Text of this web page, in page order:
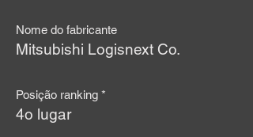
Nome do fabricante
Mitsubishi Logisnext Co.
Posição ranking *
4o lugar